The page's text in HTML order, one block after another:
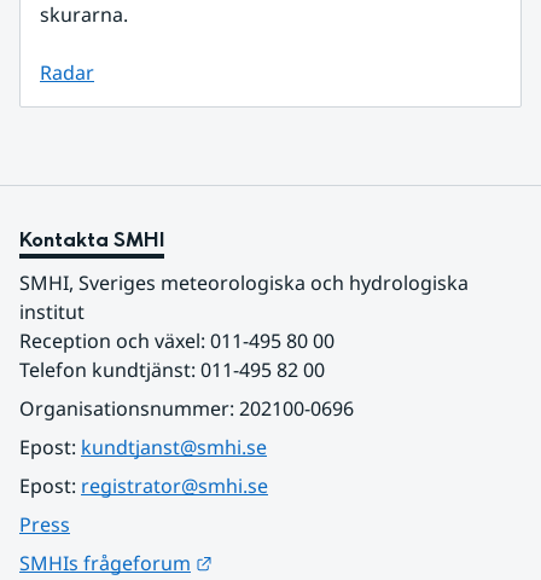
skurarna.
Radar
Kontakta SMHI
SMHI, Sveriges meteorologiska och hydrologiska
institut
Reception och växel: 011-495 80 00
Telefon kundtjänst: 011-495 82 00
Organisationsnummer: 202100-0696
Epost: kundtjanst@smhi.se
Epost: registrator@smhi.se
Press
SMHIs frågeforum